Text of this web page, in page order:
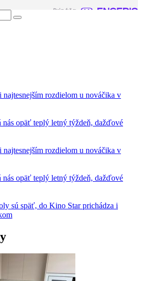
rozdielom u nováčika v
nás opäť teplý letný týždeň, dažďové
rozdielom u nováčika v
nás opäť teplý letný týždeň, dažďové
sú späť, do Kino Star prichádza i